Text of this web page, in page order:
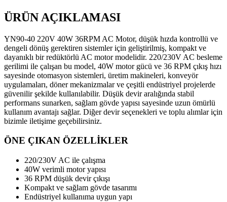
ÜRÜN AÇIKLAMASI
YN90-40 220V 40W 36RPM AC Motor, düşük hızda kontrollü ve
dengeli dönüş gerektiren sistemler için geliştirilmiş, kompakt ve
dayanıklı bir redüktörlü AC motor modelidir. 220/230V AC besleme
gerilimi ile çalışan bu model, 40W motor gücü ve 36 RPM çıkış hızı
sayesinde otomasyon sistemleri, üretim makineleri, konveyör
uygulamaları, döner mekanizmalar ve çeşitli endüstriyel projelerde
güvenilir şekilde kullanılabilir. Düşük devir aralığında stabil
performans sunarken, sağlam gövde yapısı sayesinde uzun ömürlü
kullanım avantajı sağlar. Diğer devir seçenekleri ve toplu alımlar için
bizimle iletişime geçebilirsiniz.
ÖNE ÇIKAN ÖZELLİKLER
220/230V AC ile çalışma
40W verimli motor yapısı
36 RPM düşük devir çıkışı
Kompakt ve sağlam gövde tasarımı
Endüstriyel kullanıma uygun yapı